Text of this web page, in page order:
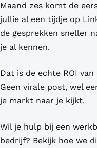
Maand zes komt de
jullie al een tijdje op
de gesprekken sneller
je al kennen.
Dat is de echte ROI
Geen virale post, wel
je markt naar je kijkt.
Wil je hulp bij een
bedrijf? Bekijk hoe we